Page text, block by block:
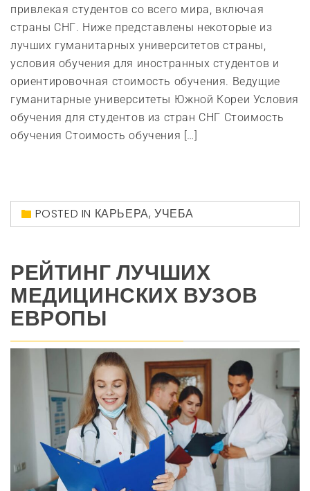
привлекая студентов со всего мира, включая
страны СНГ. Ниже представлены некоторые из
лучших гуманитарных университетов страны,
условия обучения для иностранных студентов и
ориентировочная стоимость обучения. Ведущие
гуманитарные университеты Южной Кореи Условия
обучения для студентов из стран СНГ Стоимость
обучения Стоимость обучения […]
POSTED IN КАРЬЕРА,УЧЕБА
РЕЙТИНГ ЛУЧШИХ
МЕДИЦИНСКИХ ВУЗОВ
ЕВРОПЫ